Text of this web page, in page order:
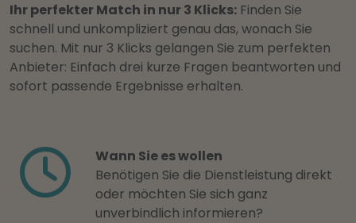
Ihr perfekter Match in nur 3 Klicks: Finden Sie
schnell und unkompliziert genau das, wonach Sie
suchen. Mit nur 3 Klicks gelangen Sie zum perfekten
Anbieter: Einfach drei kurze Fragen beantworten und
sofort passende Ergebnisse erhalten.
Wann Sie es wollen
Benötigen Sie die Dienstleistung direkt
oder möchten Sie sich ganz
unverbindlich informieren?